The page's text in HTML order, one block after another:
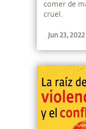
comer de
cruel.
Jun 23, 2022